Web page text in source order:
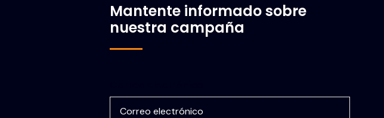
Mantente informado sobre
nuestra campaña